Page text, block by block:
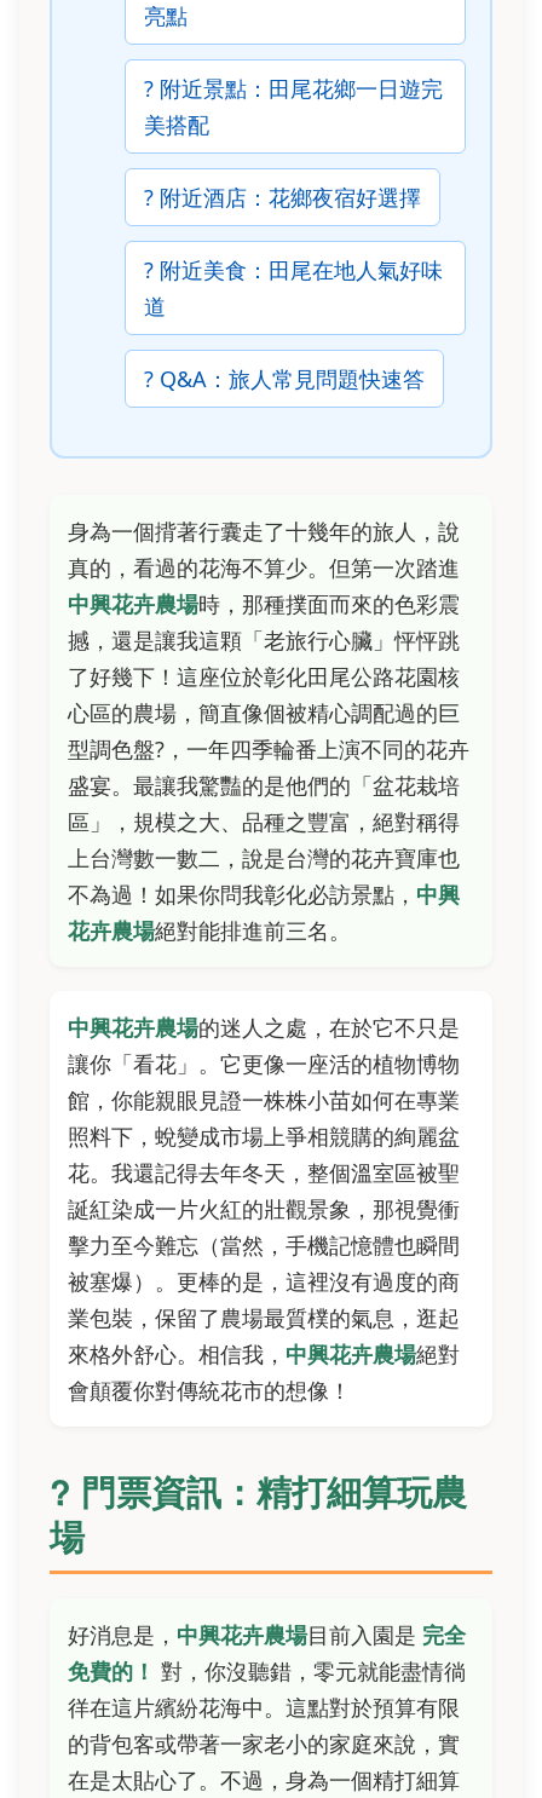
亮點
? 附近景點：田尾花鄉一日遊完
美搭配
? 附近酒店：花鄉夜宿好選擇
?️ 附近美食：田尾在地人氣好味
道
? Q&A：旅人常見問題快速答
身為一個揹著行囊走了十幾年的旅人，說
真的，看過的花海不算少。但第一次踏進
中興花卉農場時，那種撲面而來的色彩震
撼，還是讓我這顆「老旅行心臟」怦怦跳
了好幾下！這座位於彰化田尾公路花園核
心區的農場，簡直像個被精心調配過的巨
型調色盤?，一年四季輪番上演不同的花卉
盛宴。最讓我驚豔的是他們的「盆花栽培
區」，規模之大、品種之豐富，絕對稱得
上台灣數一數二，說是台灣的花卉寶庫也
不為過！如果你問我彰化必訪景點， 中興
花卉農場絕對能排進前三名。
中興花卉農場的迷人之處，在於它不只是
讓你「看花」。它更像一座活的植物博物
館，你能親眼見證一株株小苗如何在專業
照料下，蛻變成市場上爭相競購的絢麗盆
花。我還記得去年冬天，整個溫室區被聖
誕紅染成一片火紅的壯觀景象，那視覺衝
擊力至今難忘（當然，手機記憶體也瞬間
被塞爆）。更棒的是，這裡沒有過度的商
業包裝，保留了農場最質樸的氣息，逛起
來格外舒心。相信我， 中興花卉農場絕對
會顛覆你對傳統花市的想像！
? 門票資訊：精打細算玩農
場
好消息是， 中興花卉農場目前入園是 完全
免費的！ 對，你沒聽錯，零元就能盡情徜
徉在這片繽紛花海中。這點對於預算有限
的背包客或帶著一家老小的家庭來說，實
在是太貼心了。不過，身為一個精打細算